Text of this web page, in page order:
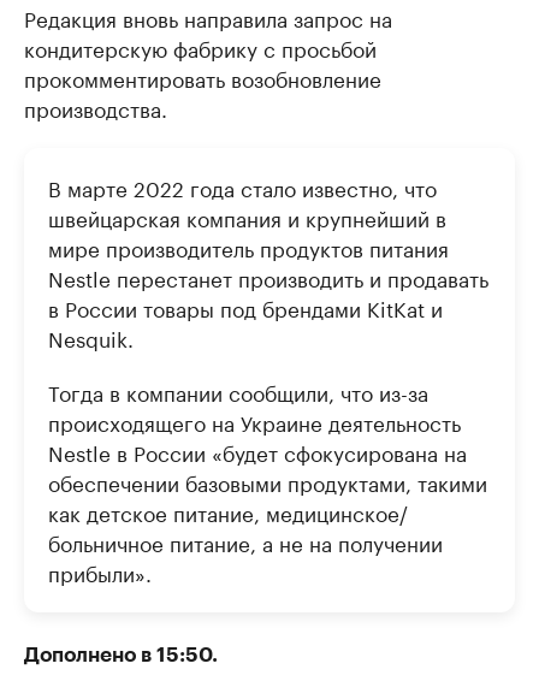
Редакция вновь направила запрос на
кондитерскую фабрику с просьбой
прокомментировать возобновление
производства.
В марте 2022 года стало известно, что
швейцарская компания и крупнейший в
мире производитель продуктов питания
Nestle перестанет производить и продавать
в России товары под брендами KitKat и
Nesquik.
Тогда в компании сообщили, что из-за
происходящего на Украине деятельность
Nestle в России «будет сфокусирована на
обеспечении базовыми продуктами, такими
как детское питание, медицинское/
больничное питание, а не на получении
прибыли».
Дополнено в 15:50.